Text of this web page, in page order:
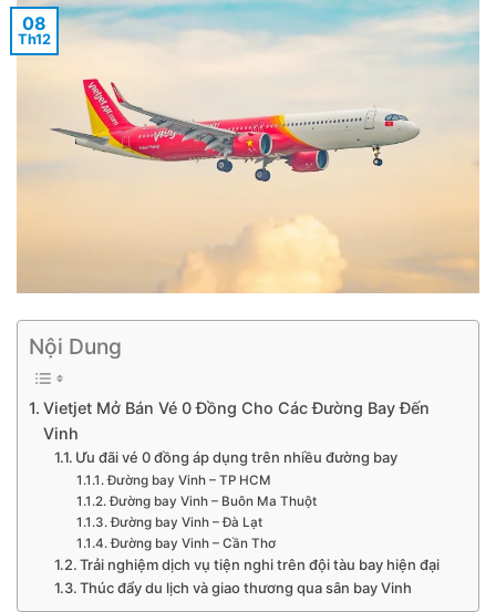
08
Th12
Nội Dung
Vietjet Mở Bán Vé 0 Đồng Cho Các Đường Bay Đến
Vinh
Ưu đãi vé 0 đồng áp dụng trên nhiều đường bay
Đường bay Vinh – TP HCM
Đường bay Vinh – Buôn Ma Thuột
Đường bay Vinh – Đà Lạt
Đường bay Vinh – Cần Thơ
Trải nghiệm dịch vụ tiện nghi trên đội tàu bay hiện đại
Thúc đẩy du lịch và giao thương qua sân bay Vinh